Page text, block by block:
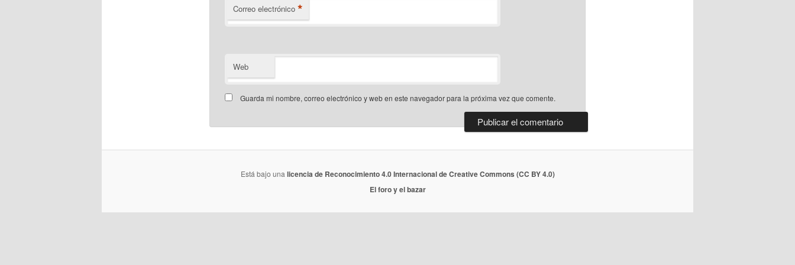
Correo electrónico *
Web
Guarda mi nombre, correo electrónico y web en este navegador para la próxima vez que comente.
Está bajo una licencia de Reconocimiento 4.0 Internacional de Creative Commons (CC BY 4.0)
El foro y el bazar